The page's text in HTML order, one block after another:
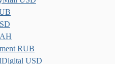
RUB
USD